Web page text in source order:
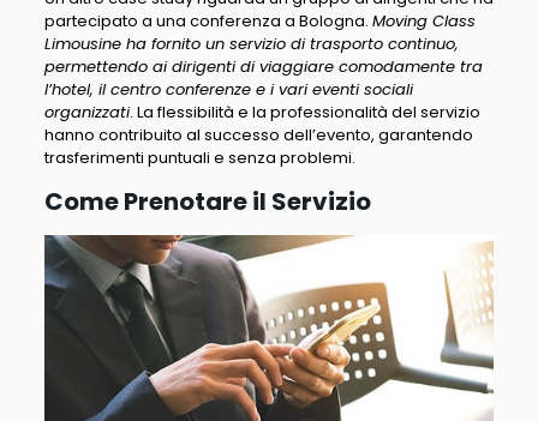
partecipato a una conferenza a Bologna. Moving Class
Limousine ha fornito un servizio di trasporto continuo,
permettendo ai dirigenti di viaggiare comodamente tra
l’hotel, il centro conferenze e i vari eventi sociali
organizzati. La flessibilità e la professionalità del servizio
hanno contribuito al successo dell’evento, garantendo
trasferimenti puntuali e senza problemi.
Come Prenotare il Servizio